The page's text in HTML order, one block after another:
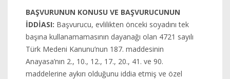
BAŞVURUNUN KONUSU VE BAŞVURUCUNUN
İDDİASI: Başvurucu, evlilikten önceki soyadını tek
başına kullanamamasının dayanağı olan 4721 sayılı
Türk Medeni Kanunu’nun 187. maddesinin
Anayasa’nın 2., 10., 12., 17., 20., 41. ve 90.
maddelerine aykırı olduğunu iddia etmiş ve özel